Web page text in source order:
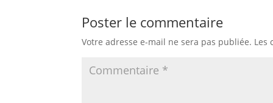
Poster le commentaire
Votre adresse e-mail ne sera pas publiée. Les